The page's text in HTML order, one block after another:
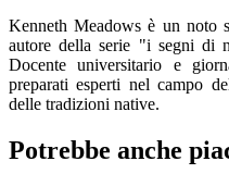
Kenneth Meadows è un noto
autore della serie "i segni di
Docente universitario e
preparati esperti nel campo
delle tradizioni native.
Potrebbe anche